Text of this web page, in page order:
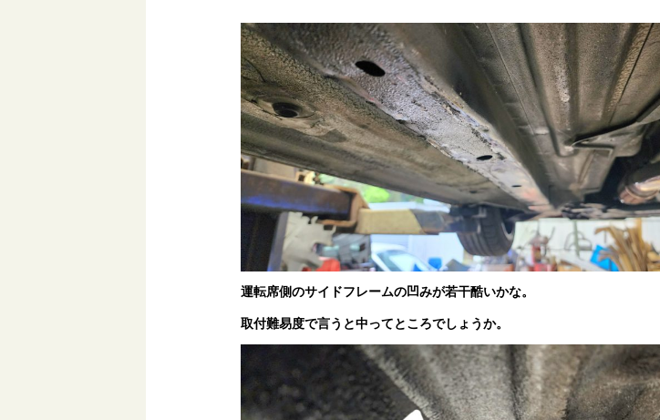
運転席側のサイドフレームの凹みが若干酷いかな。
取付難易度で言うと中ってところでしょうか。